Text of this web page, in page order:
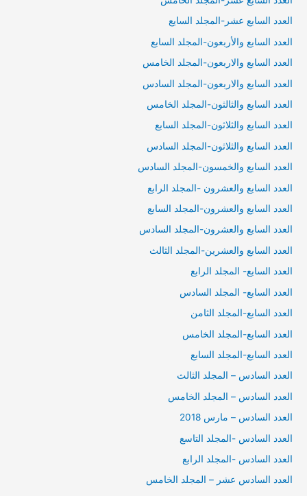
العدد السابع عشر-المجلد السايع
العدد السابع والأربعون-المجلد السابع
العدد السابع والاربعون-المجلد الخامس
العدد السابع والاربعون-المجلد السادس
العدد السابع والثالثون-المجلد الخامس
العدد السابع والثلاثون-المجلد السابع
العدد السابع والثلاثون-المجلد السادس
العدد السابع والخمسون-المجلد السادس
العدد السابع والعشرون -المجلد الرابع
العدد السابع والعشرون-المجلد السابع
العدد السابع والعشرون-المجلد السادس
العدد السابع والعشرين-المجلد الثالث
العدد السابع- المجلد الرابع
العدد السابع- المجلد السادس
العدد السابع-المجلد الثامن
العدد السابع-المجلد الخامس
العدد السابع-المجلد السابع
العدد السادس – المجلد الثالث
العدد السادس – المجلد الخامس
العدد السادس – مارس 2018
العدد السادس -المجلد التاسع
العدد السادس -المجلد الرابع
العدد السادس عشر – المجلد الخامس